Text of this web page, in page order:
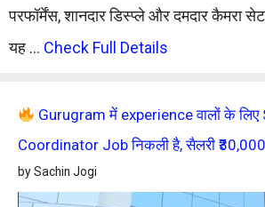
परफॉर्मेंस, शानदार डिस्प्ले और दमदार कैमरा
यह … Check Full Details
Gurugram में experience वालों के
Coordinator Job निकली है, सैलरी
by Sachin Jogi